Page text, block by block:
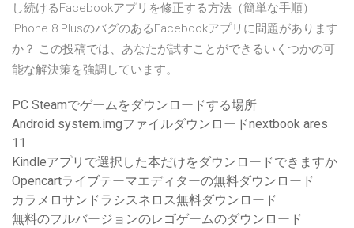
し続けるFacebookアプリを修正する方法（簡単な手順）
iPhone 8 PlusのバグのあるFacebookアプリに問題があります
か？ この投稿では、あなたが試すことができるいくつかの可
能な解決策を強調しています。
PC Steamでゲームをダウンロードする場所
Android system.imgファイルダウンロードnextbook ares
11
Kindleアプリで選択した本だけをダウンロードできますか
Opencartライブテーマエディターの無料ダウンロード
カラメロサンドラシスネロス無料ダウンロード
無料のフルバージョンのレゴゲームのダウンロード